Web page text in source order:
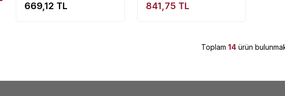
669,12 TL 841,75TL
Toplam 14 ürün